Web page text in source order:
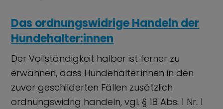
Das ordnungswidrige Handeln der
Hundehalter:innen
Der Vollständigkeit halber ist ferner zu
erwähnen, dass Hundehalter:innen in den
zuvor geschilderten Fällen zusätzlich
ordnungswidrig handeln, vgl. § 18 Abs. 1 Nr. 1